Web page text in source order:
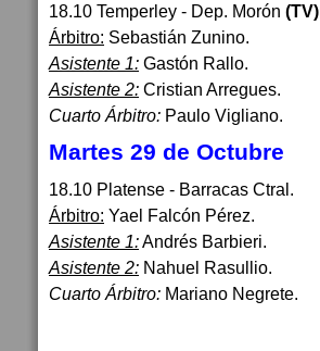
18.10 Temperley - Dep. Morón (TV)
Árbitro: Sebastián Zunino.
Asistente 1: Gastón Rallo.
Asistente 2: Cristian Arregues.
Cuarto Árbitro: Paulo Vigliano.
Martes 29 de Octubre
18.10 Platense - Barracas Ctral.
Árbitro: Yael Falcón Pérez.
Asistente 1:Andrés Barbieri.
Asistente 2: Nahuel Rasullio.
Cuarto Árbitro: Mariano Negrete.